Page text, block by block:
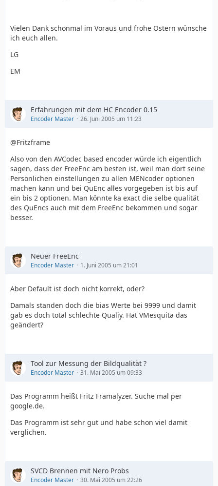
Vielen Dank schonmal im Voraus und frohe Ostern wünsche
ich euch allen.
LG
EM
Erfahrungen mit dem HC Encoder 0.15
Encoder Master 26. Juni 2005 um 11:23
@Fritzframe
Also von den AVCodec based encoder würde ich eigentlich
sagen, dass der FreeEnc am besten ist, weil man dort seine
Persönlichen einstellungen zu allen MENcoder optionen
machen kann und bei QuEnc alles vorgegeben ist bis auf
ein bis 2 optionen. Man könnte ka exact die selbe qualität
des QuEncs auch mit dem FreeEnc bekommen und sogar
besser.
Neuer FreeEnc
Encoder Master 1. Juni 2005 um 21:01
Aber Default ist doch nicht korrekt, oder?
Damals standen doch die bias Werte bei 9999 und damit
gab es doch total schlechte Qualiy. Hat VMesquita das
geändert?
Tool zur Messung der Bildqualität ?
Encoder Master 31. Mai 2005 um 09:33
Das Programm heißt Fritz Framalyzer. Suche mal per
google.de.
Das Programm ist sehr gut und habe schon viel damit
verglichen.
SVCD Brennen mit Nero Probs
Encoder Master 30. Mai 2005 um 22:26